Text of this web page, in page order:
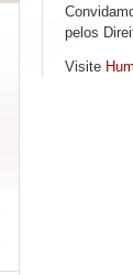
pelos
Visite